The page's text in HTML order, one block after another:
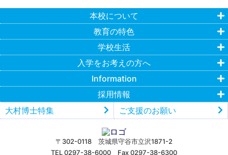
〒302-0118 茨城県守谷市立沢1871-2
TEL 0297-38-6000 Fax 0297-38-6300
本校について
教育の特色
学校生活
入学をお考えの方へ
Information
採用情報
大村博士特集
ご支援のお願い